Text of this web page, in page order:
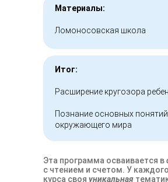
Материалы:
Ломоносовская школа
Итог:
Расширение кругозора
Познание основных
окружающего мира
Эта программа осваивается в
с чтением и счетом. У
курса своя уникальная